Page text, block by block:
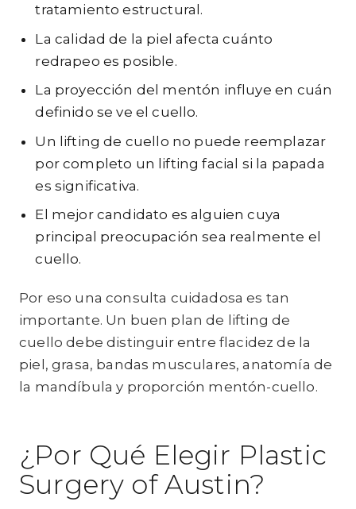
tratamiento estructural.
La calidad de la piel afecta cuánto
redrapeo es posible.
La proyección del mentón influye en cuán
definido se ve el cuello.
Un lifting de cuello no puede reemplazar
por completo un lifting facial si la papada
es significativa.
El mejor candidato es alguien cuya
principal preocupación sea realmente el
cuello.
Por eso una consulta cuidadosa es tan
importante. Un buen plan de lifting de
cuello debe distinguir entre flacidez de la
piel, grasa, bandas musculares, anatomía de
la mandíbula y proporción mentón-cuello.
¿Por Qué Elegir Plastic
Surgery of Austin?